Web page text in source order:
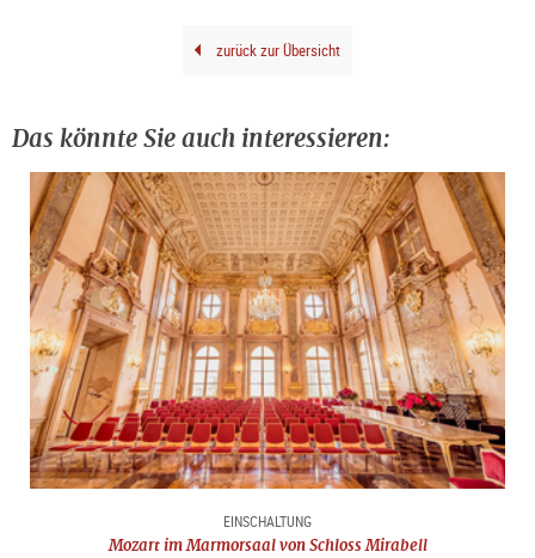
zurück zur Übersicht
Das könnte Sie auch interessieren:
EINSCHALTUNG
Mozart im Marmorsaal von Schloss Mirabell